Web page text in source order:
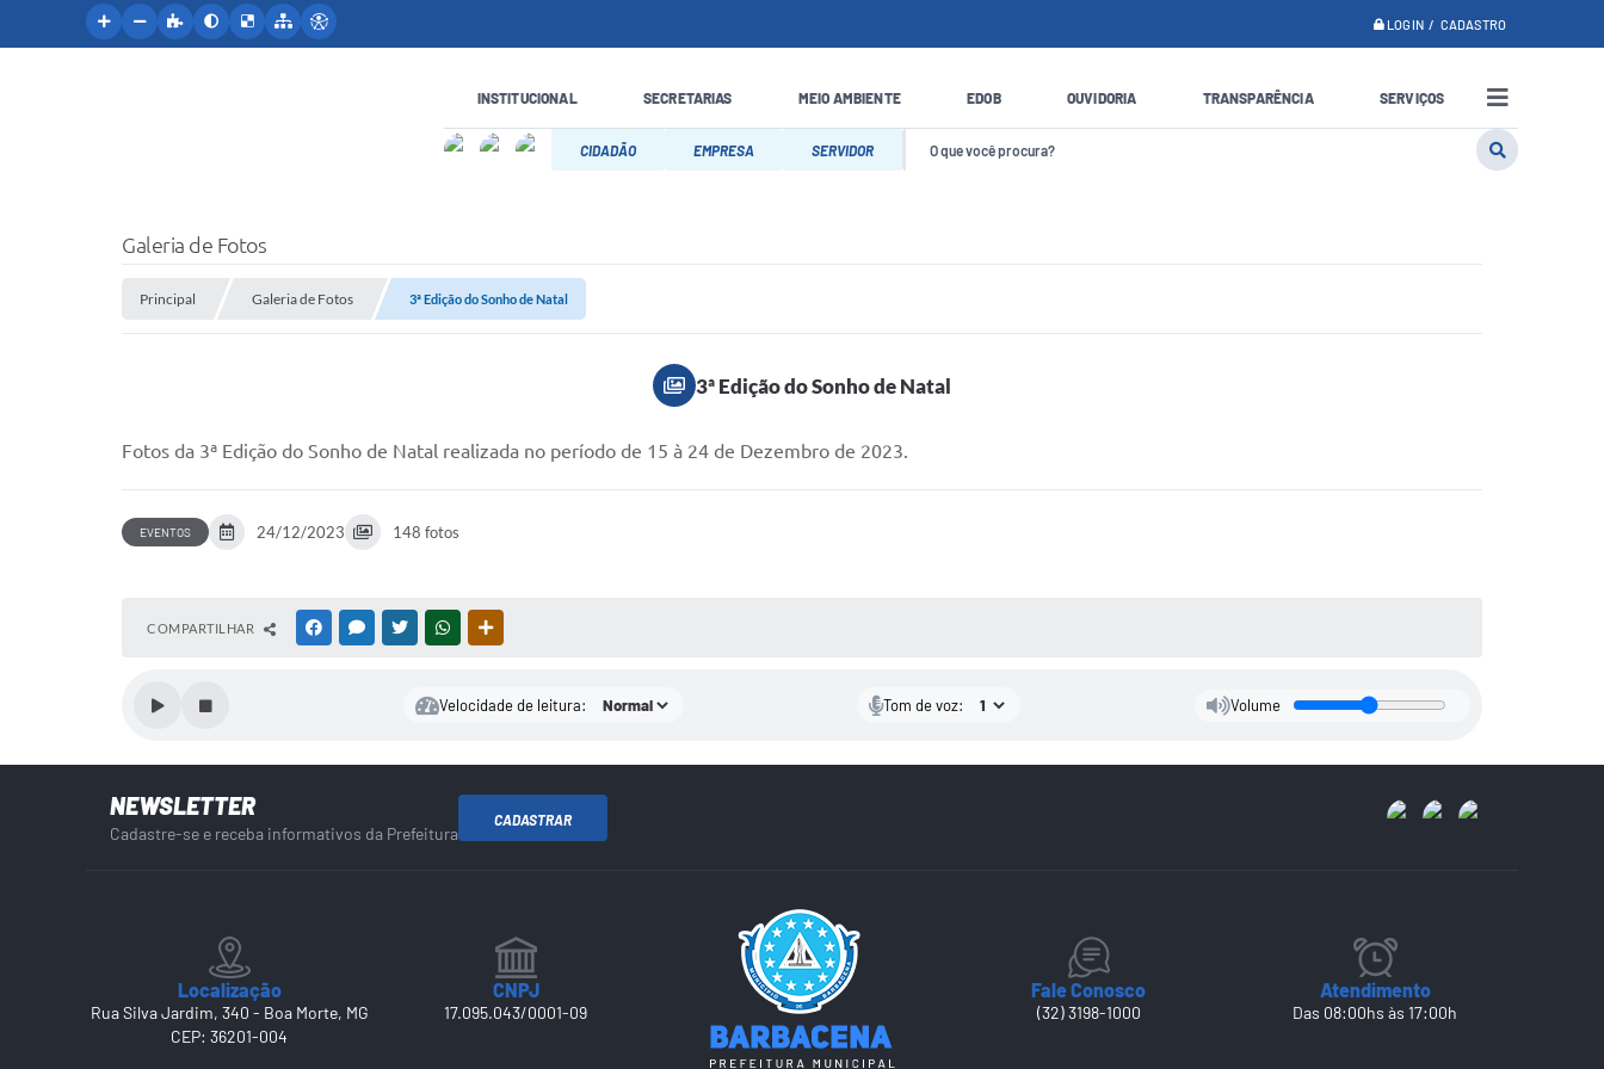
LOGIN / CADASTRO
INSTITUCIONAL SECRETARIAS MEIO AMBIENTE EDOB OUVIDORIA TRANSPARÊNCIA SERVIÇOS
CIDADÃO EMPRESA SERVIDOR
Galeria de Fotos
Principal Galeria de Fotos 3ª Edição do Sonho de Natal
3ª Edição do Sonho de Natal
Fotos da 3ª Edição do Sonho de Natal realizada no período de 15 à 24 de Dezembro de 2023.
EVENTOS 24/12/2023 148 fotos
COMPARTILHAR FACEBOOKMESSENGER
TWITTERWHATSAPP
Velocidade de leitura: Tom de voz: Volume
NEWSLETTER
Cadastre-se e receba informativos da Prefeitura
CADASTRAR
Localização
Rua Silva Jardim, 340 - Boa Morte, MG
CEP: 36201-004
CNPJ
17.095.043/0001-09
Fale Conosco
(32) 3198-1000
Atendimento
Das 08:00hs às 17:00h